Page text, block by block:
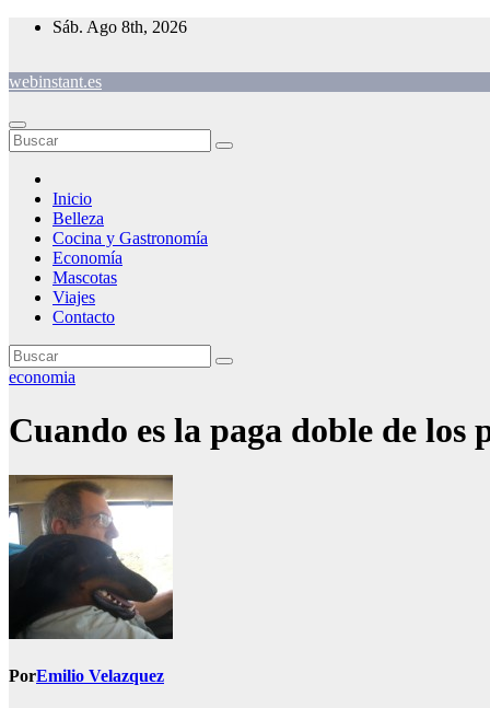
Saltar
Sáb. Ago 8th, 2026
webinstant.es
Inicio
Belleza
Cocina y Gastronomía
Economía
Mascotas
Viajes
Contacto
economia
Cuando es la paga doble de los
PorEmilio Velazquez